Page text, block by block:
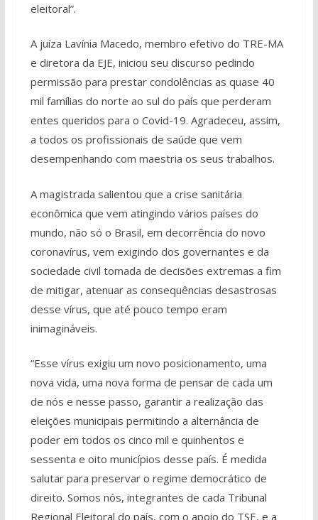
eleitoral”.
A juíza Lavínia Macedo, membro efetivo do TRE-MA
e diretora da EJE, iniciou seu discurso pedindo
permissão para prestar condolências as quase 40
mil famílias do norte ao sul do país que perderam
entes queridos para o Covid-19. Agradeceu, assim,
a todos os profissionais de saúde que vem
desempenhando com maestria os seus trabalhos.
A magistrada salientou que a crise sanitária
econômica que vem atingindo vários países do
mundo, não só o Brasil, em decorrência do novo
coronavírus, vem exigindo dos governantes e da
sociedade civil tomada de decisões extremas a fim
de mitigar, atenuar as consequências desastrosas
desse vírus, que até pouco tempo eram
inimagináveis.
“Esse vírus exigiu um novo posicionamento, uma
nova vida, uma nova forma de pensar de cada um
de nós e nesse passo, garantir a realização das
eleições municipais permitindo a alternância de
poder em todos os cinco mil e quinhentos e
sessenta e oito municípios desse país. É medida
salutar para preservar o regime democrático de
direito. Somos nós, integrantes de cada Tribunal
Regional Eleitoral do país, com o apoio do TSE, e a